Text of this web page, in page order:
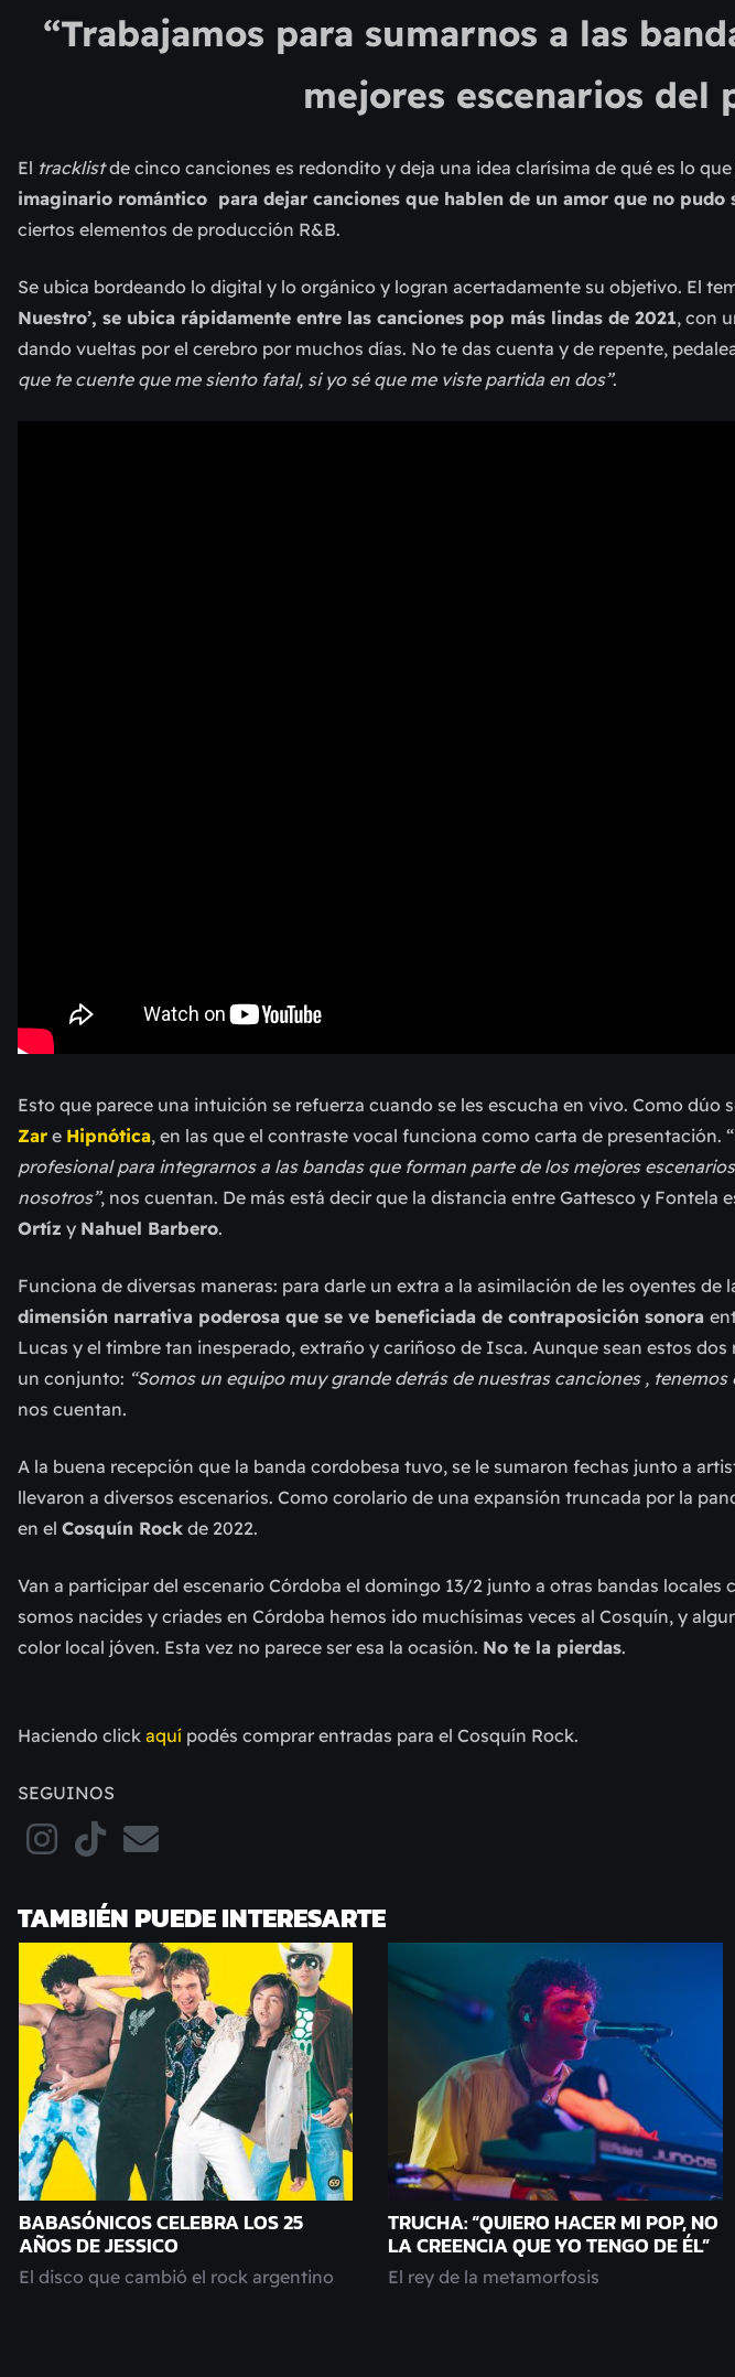
“Trabajamos para sumarnos a las
mejores escenarios del
El tracklistde cinco canciones es redondito y deja una idea clarísima de qué es lo
imaginario romántico para dejar canciones que hablen de un amor que no pudo
ciertos elementos de producción R&B.
Se ubica bordeando lo digital y lo orgánico y logran acertadamente su objetivo. El
Nuestro’, se ubica rápidamente entre las canciones pop más lindas de 2021, con
dando vueltas por el cerebro por muchos días. No te das cuenta y de repente,
que te cuente que me siento fatal, si yo sé que me viste partida en dos”.
Esto que parece una intuición se refuerza cuando se les escucha en vivo. Como dúo
Zar e Hipnótica, en las que el contraste vocal funciona como carta de presentación. “
profesional para integrarnos a las bandas que forman parte de los mejores
nosotros”, nos cuentan. De más está decir que la distancia entre Gattesco y Fontela
Ortíz y Nahuel Barbero.
Funciona de diversas maneras: para darle un extra a la asimilación de les oyentes de
dimensión narrativa poderosa que se ve beneficiada de contraposición sonora
Lucas y el timbre tan inesperado, extraño y cariñoso de Isca. Aunque sean estos
un conjunto: “Somos un equipo muy grande detrás de nuestras canciones ,
nos cuentan.
A la buena recepción que la banda cordobesa tuvo, se le sumaron fechas junto a
llevaron a diversos escenarios. Como corolario de una expansión truncada por la
en el Cosquín Rock de 2022.
Van a participar del escenario Córdoba el domingo 13/2 junto a otras bandas locales
somos nacides y criades en Córdoba hemos ido muchísimas veces al Cosquín, y
color local jóven. Esta vez no parece ser esa la ocasión. No te la pierdas.
Haciendo click aquí podés comprar entradas para el Cosquín Rock.
SEGUINOS
TAMBIÉN PUEDE INTERESARTE
BABASÓNICOS CELEBRA LOS 25
AÑOS DE JESSICO
El disco que cambió el rock argentino
TRUCHA: “QUIERO HACER MI POP, NO
LA CREENCIA QUE YO TENGO DE ÉL”
El rey de la metamorfosis